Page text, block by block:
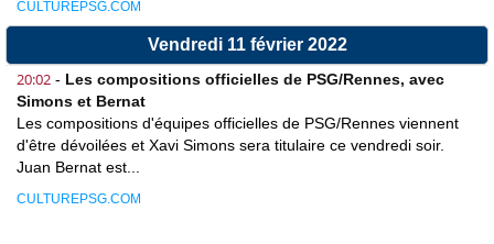
CULTUREPSG.COM
Vendredi 11 février 2022
20:02 - Les compositions officielles de PSG/Rennes, avec
Simons et Bernat
Les compositions d'équipes officielles de PSG/Rennes viennent
d'être dévoilées et Xavi Simons sera titulaire ce vendredi soir.
Juan Bernat est...
CULTUREPSG.COM